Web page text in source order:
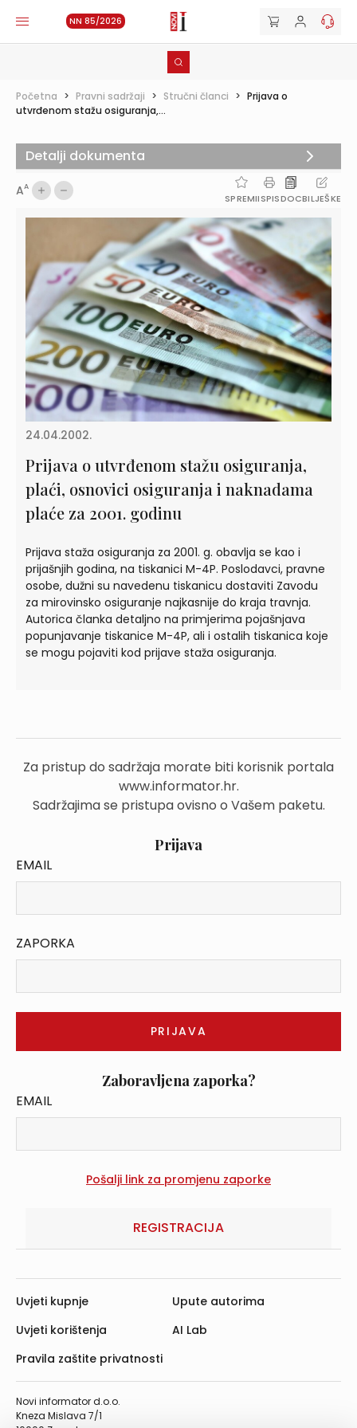
NN 85/2026
Početna > Pravni sadržaji > Stručni članci > Prijava o
utvrđenom stažu osiguranja,...
AA
SPREMIISPISDOCBILJEŠKE
24.04.2002.
Prijava o utvrđenom stažu osiguranja,
plaći, osnovici osiguranja i naknadama
plaće za 2001. godinu
Prijava staža osiguranja za 2001. g. obavlja se kao i
prijašnjih godina, na tiskanici M-4P. Poslodavci, pravne
osobe, dužni su navedenu tiskanicu dostaviti Zavodu
za mirovinsko osiguranje najkasnije do kraja travnja.
Autorica članka detaljno na primjerima pojašnjava
popunjavanje tiskanice M-4P, ali i ostalih tiskanica koje
se mogu pojaviti kod prijave staža osiguranja.
Za pristup do sadržaja morate biti korisnik portala
www.informator.hr.
Sadržajima se pristupa ovisno o Vašem paketu.
Prijava
EMAIL
ZAPORKA
Zaboravljena zaporka?
EMAIL
REGISTRACIJA
Detalji dokumenta
Novi informator d.o.o.
Kneza Mislava 7/1
Uvjeti kupnje
Uvjeti korištenja
Pravila zaštite privatnosti
Upute autorima
AI Lab